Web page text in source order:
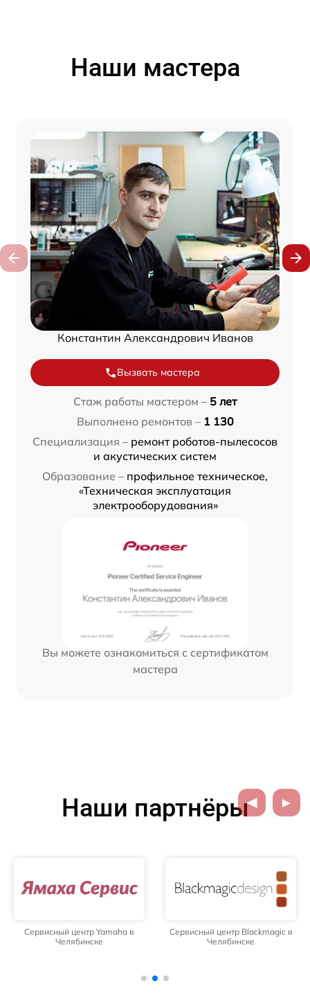
Наши мастера
Константин Александрович Иванов
Вызвать мастера
Стаж работы мастером – 5 лет
Выполнено ремонтов – 1 130
Специализация – ремонт роботов-пылесосов
и акустических систем
Образование – профильное техническое,
«Техническая эксплуатация
электрооборудования»
Вы можете ознакомиться с сертификатом
мастера
Наши партнёры
Сервисный центр Yamaha в
Челябинске
Сервисный центр Blackmagic в
Челябинске